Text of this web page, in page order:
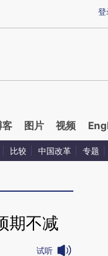
登
客 图片 视频
比较 中国改革 专题
期不减
试听